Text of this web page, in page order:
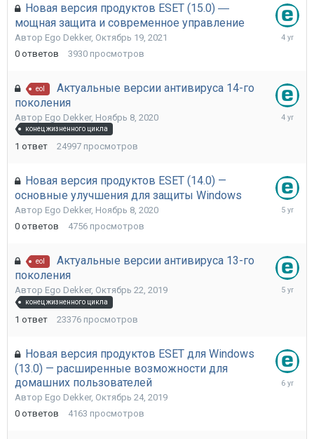
Новая версия продуктов ESET (15.0) ―
мощная защита и современное управление
Автор Ego Dekker, Октябрь 19, 2021
0 ответов 3930 просмотров
Октябрь
eol
Актуальные версии антивируса 14-го
поколения
Автор Ego Dekker, Ноябрь 8, 2020
конец жизненного цикла
1 ответ 24997 просмотров
Август
Новая версия продуктов ESET (14.0) —
основные улучшения для защиты Windows
Автор Ego Dekker, Ноябрь 8, 2020
0 ответов 4756 просмотров
Ноябрь
eol
Актуальные версии антивируса 13-го
поколения
Автор Ego Dekker, Октябрь 22, 2019
конец жизненного цикла
1 ответ 23376 просмотров
Август
Новая версия продуктов ESET для Windows
(13.0) — расширенные возможности для
домашних пользователей
Автор Ego Dekker, Октябрь 24, 2019
0 ответов 4163 просмотров
Октябрь